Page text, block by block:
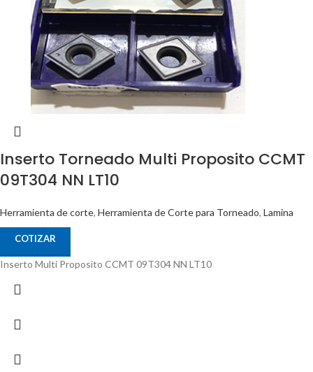
Inserto Torneado Multi Proposito CCMT
09T304 NN LT10
Herramienta de corte, Herramienta de Corte para Torneado, Lamina
COTIZAR
Inserto Multi Proposito CCMT 09T304 NN LT10